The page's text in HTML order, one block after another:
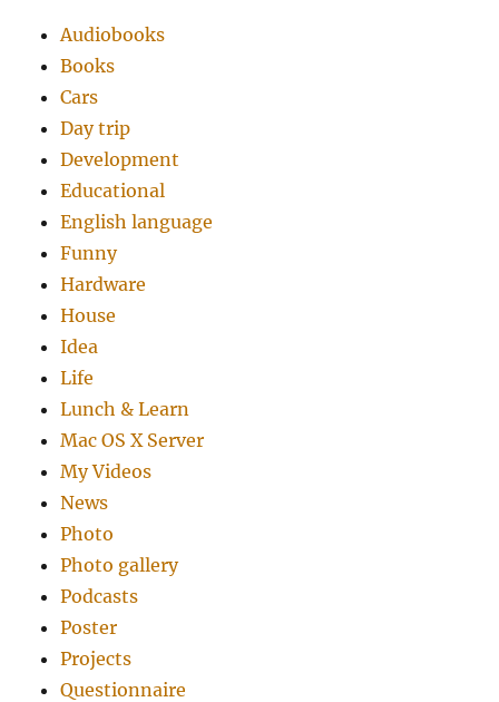
Audiobooks
Books
Cars
Day trip
Development
Educational
English language
Funny
Hardware
House
Idea
Life
Lunch & Learn
Mac OS X Server
My Videos
News
Photo
Photo gallery
Podcasts
Poster
Projects
Questionnaire